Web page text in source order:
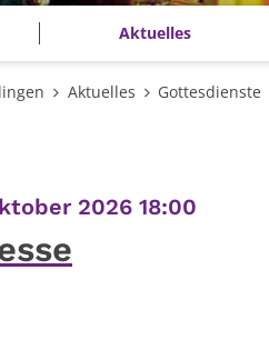
Aktuelles
Aktuelles Gottesdienste
2026 18:00